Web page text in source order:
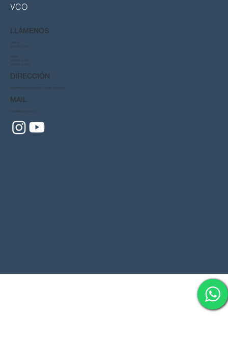
DIRECCIÓN
MAIL
Ventas:
+56 2 2816 1021
+56 2 2816 1022
+56 2 2816 1000
LLÁMENOS
VCO